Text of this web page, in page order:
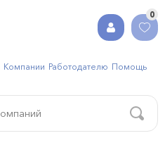
0
Компании Работодателю Помощь